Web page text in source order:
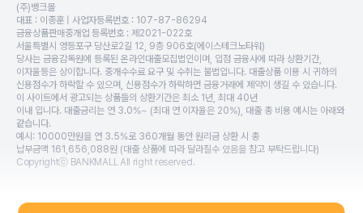
(주)뱅크몰
대표 : 이종훈 | 사업자등록번호 : 107-87-86294
금융상품판매중개업 등록번호 : 제2021-022호
서울특별시 영등포구 당산로2길 12, 9층 906호(에이스테크노타워)
당사는 금융감독원에 등록된 온라인대출모집법인이며, 입점 금융사에 따라 상환기간,
이자율등은 상이합니다. 중개수수료 요구 및 수취는 불법입니다. 대출상품 이용 시 귀하의
신용점수가 하락할 수 있으며, 신용점수가 하락하면 금융거래에 제약이 생길 수 있습니다.
이 사이트에서 광고되는 상품들의 상환기간은 최소 1년, 최대 40년
이내 입니다. 대출금리는 연 3.0%~ (최대 연 이자율은 20%), 대출 총 비용 예시는 아래와
같습니다.
예시: 10000만원을 연 3.5%로 360개월 동안 원리금 상환 시 총
납부금액 161,656,088원 (대출 상품에 따라 달라질수 있음을 참고 부탁드립니다)
Copyrightⓒ BANKMALL All right reserved.